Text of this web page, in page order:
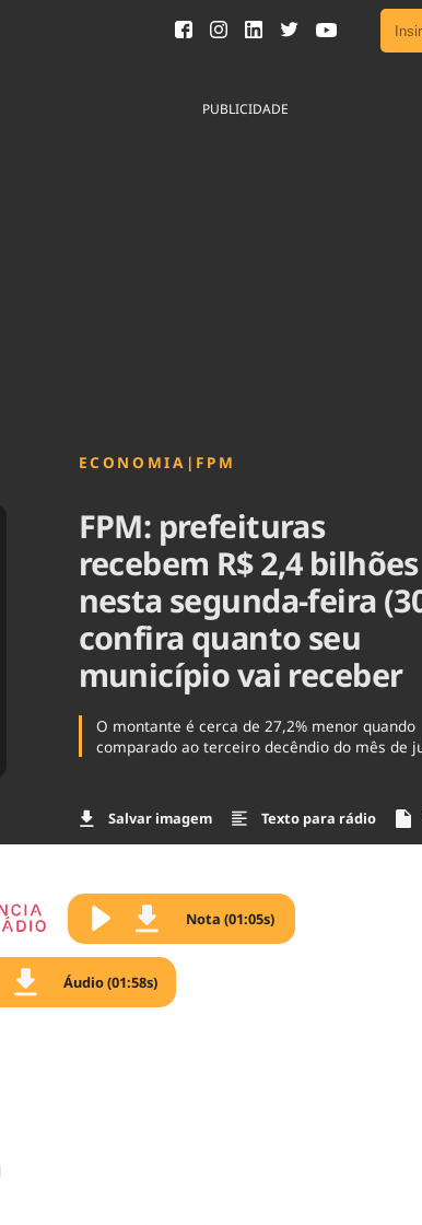
PUBLICIDADE
ECONOMIA | FPM
FPM: prefeituras
recebem R$ 2,4 bilhões
nesta segunda-feira
confira quanto seu
município vai receber
O montante é cerca de 27,2% menor quando
comparado ao terceiro decêndio do mês de
Salvar imagem Texto para rádio
Nota (01:05s)
Áudio (01:58s)